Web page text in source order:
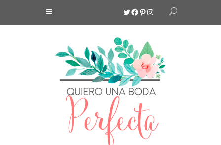
Twitter
Facebook
Pinterest
Instagram